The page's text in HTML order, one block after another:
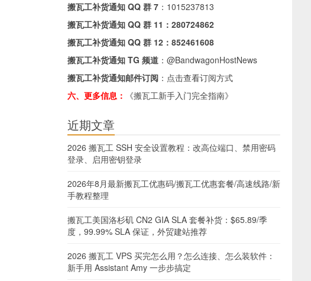
搬瓦工补货通知 QQ 群 7 ： 1015237813
搬瓦工补货通知 QQ 群 11： 280724862
搬瓦工补货通知 QQ 群 12： 852461608
搬瓦工补货通知 TG 频道 ： @BandwagonHostNews
搬瓦工补货通知邮件订阅 ： 点击查看订阅方式
六、更多信息：
《搬瓦工新手入门完全指南》
近期文章
2026 搬瓦工 SSH 安全设置教程：改高位端口、禁用密码
登录、启用密钥登录
2026年8月最新搬瓦工优惠码/搬瓦工优惠套餐/高速线路/新
手教程整理
搬瓦工美国洛杉矶 CN2 GIA SLA 套餐补货：$65.89/季
度，99.99% SLA 保证，外贸建站推荐
2026 搬瓦工 VPS 买完怎么用？怎么连接、怎么装软件：
新手用 Assistant Amy 一步步搞定